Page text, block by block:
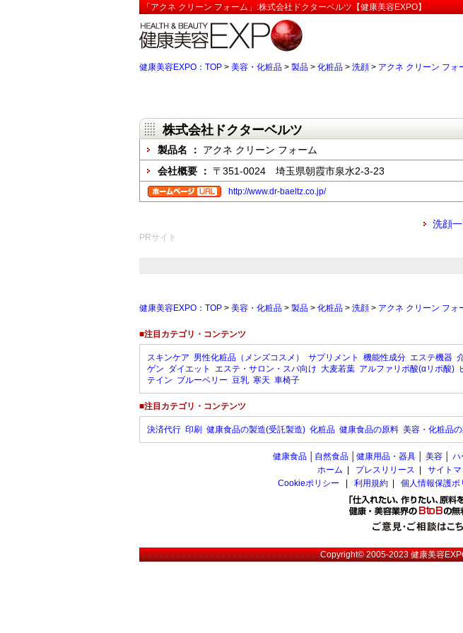
「アクネ クリーン フォーム」:株式会社ドクターベルツ【健康美容EXPO】
健康美容EXPO：TOP > 美容・化粧品 > 製品 > 化粧品 > 洗顔 > アクネ クリーン フォ
株式会社ドクターベルツ
製品名 ： アクネ クリーン フォーム
会社概要 ： 〒351-0024 埼玉県朝霞市泉水2-3-23
http://www.dr-baeltz.co.jp/
洗顔
PRサイト
健康美容EXPO：TOP > 美容・化粧品 > 製品 > 化粧品 > 洗顔 > アクネ クリーン フォ
■注目カテゴリ・コンテンツ
スキンケア 男性化粧品（メンズコスメ） サプリメント 機能性成分 エステ機器
ゲン ダイエット エステ・サロン・スパ向け 大麦若葉 アルファリポ酸(αリポ酸)
テイン ブルーベリー 豆乳 寒天 車椅子
■注目カテゴリ・コンテンツ
決済代行 印刷 健康食品の製造(受託製造) 化粧品 健康食品の原料 美容・化粧品
健康食品 自然食品 健康用品・器具 美容 ハ
ホーム
プレスリリース サイト
Cookieポリシー
利用規約 個人情報保護ポ
Copyright© 2005-2023健康美容